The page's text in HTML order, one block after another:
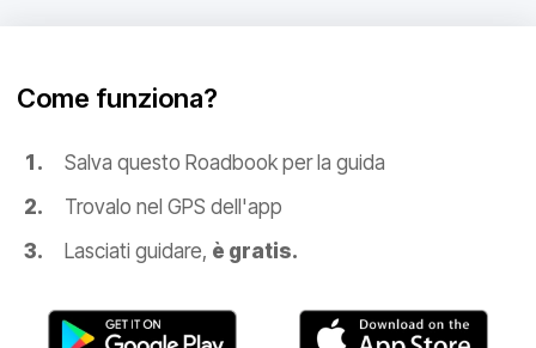
Come funziona?
Salva questo Roadbook per la guida
Trovalo nel GPS dell'app
Lasciati guidare, è gratis.